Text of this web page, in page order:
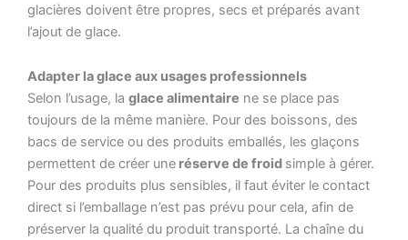
glacières doivent être propres, secs et préparés avant
l’ajout de glace.
Adapter la glace aux usages professionnels
Selon l’usage, la glace alimentaire ne se place pas
toujours de la même manière. Pour des boissons, des
bacs de service ou des produits emballés, les glaçons
permettent de créer une réserve de froid simple à gérer.
Pour des produits plus sensibles, il faut éviter le contact
direct si l’emballage n’est pas prévu pour cela, afin de
préserver la qualité du produit transporté. La chaîne du